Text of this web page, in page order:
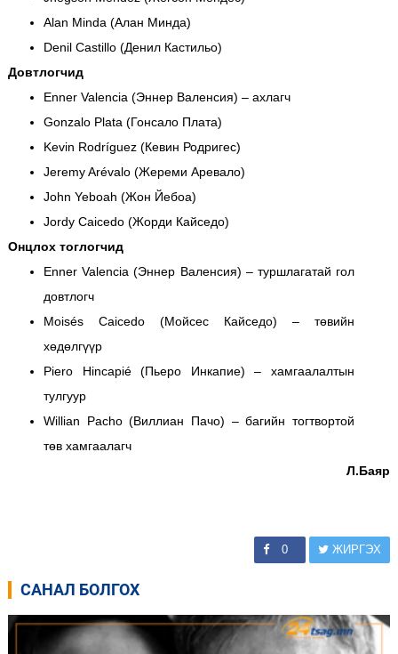
Alan Minda (Алан Минда)
Denil Castillo (Денил Кастильо)
Довтлогчид
Enner Valencia (Эннер Валенсия) – ахлагч
Gonzalo Plata (Гонсало Плата)
Kevin Rodríguez (Кевин Родригес)
Jeremy Arévalo (Жереми Аревало)
John Yeboah (Жон Йебоа)
Jordy Caicedo (Жорди Кайседо)
Онцлох тоглогчид
Enner Valencia (Эннер Валенсия) – туршлагатай гол
довтлогч
Moisés Caicedo (Мойсес Кайседо) – төвийн
хөдөлгүүр
Piero Hincapié (Пьеро Инкапие) – хамгаалалтын
тулгуур
Willian Pacho (Виллиан Пачо) – багийн тогтвортой
төв хамгаалагч
Л.Баяр
0 ЖИРГЭХ
САНАЛ БОЛГОХ